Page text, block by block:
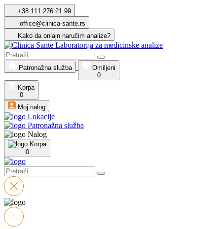
+38 111 276 21 99
office@clinica-sante.rs
Kako da onlajn naručim analize?
Patronažna služba
Omiljeni
0
Korpa
0
Moj nalog
Lokacije
Patronažna služba
Nalog
Korpa
0